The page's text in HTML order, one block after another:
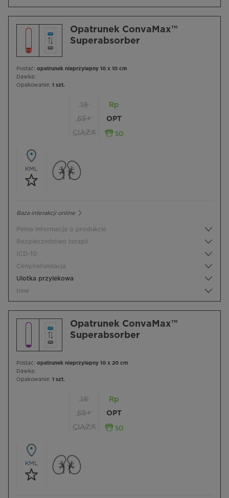
Opatrunek ConvaMax™
Superabsorber
Postać: opatrunek nieprzylepny 10 x 10 cm
Dawka:
Opakowanie: 1 szt.
18
65+
CIĄŻA
Rp
OPT
KML
Baza interakcji online
Pełna informacja o produkcie
Bezpieczeństwo terapii
ICD-10
Ceny/refundacja
Ulotka przylekowa
Inne
Opatrunek ConvaMax™
Superabsorber
Postać: opatrunek nieprzylepny 10 x 20 cm
Dawka:
Opakowanie: 1 szt.
18
65+
CIĄŻA
Rp
OPT
KML